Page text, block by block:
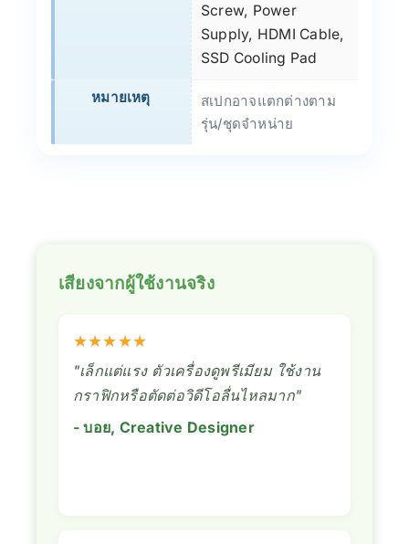
Screw, Power
Supply, HDMI Cable,
SSD Cooling Pad
หมายเหตุ
สเปกอาจแตกต่างตาม
รุ่น/ชุดจำหน่าย
เสียงจากผู้ใช้งานจริง
★★★★★
"เล็กแต่แรง ตัวเครื่องดูพรีเมียม ใช้งาน
กราฟิกหรือตัดต่อวิดีโอลื่นไหลมาก"
- บอย, Creative Designer